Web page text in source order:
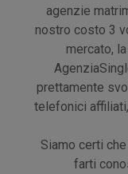
agenzie
nostro costo 3
mercato,
prettamente
telefonici
Siamo certi
farti